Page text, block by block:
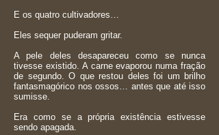
E os quatro cultivadores…
Eles sequer puderam gritar.
A pele deles desapareceu como se nunca
tivesse existido. A carne evaporou numa fração
de segundo. O que restou deles foi um brilho
fantasmagórico nos ossos… antes que até isso
sumisse.
Era como se a própria existência estivesse
sendo apagada.